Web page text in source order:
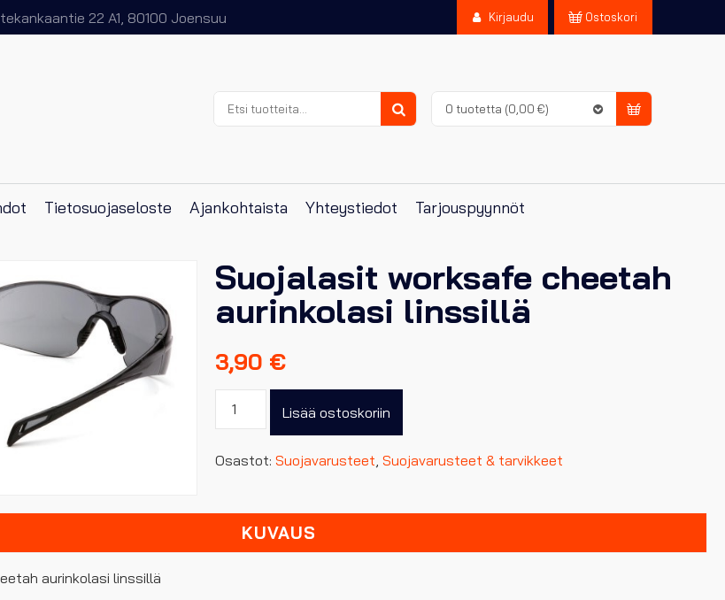
22 A1, 80100 Joensuu Kirjaudu Ostoskori
0 tuotetta (0,00 €)
Etsi:
Tietosuojaseloste Ajankohtaista Yhteystiedot Tarjouspyynnöt
Suojalasit worksafe cheetah
aurinkolasi linssillä
3,90 €
aurinkolasi
Lisää ostoskoriin
Osastot: Suojavarusteet Suojavarusteet & tarvikkeet
KUVAUS
aurinkolasi linssillä